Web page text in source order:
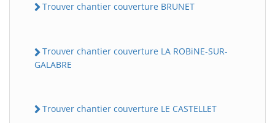
Trouver chantier couverture BRUNET
Trouver chantier couverture LA ROBiNE-SUR-
GALABRE
Trouver chantier couverture LE CASTELLET